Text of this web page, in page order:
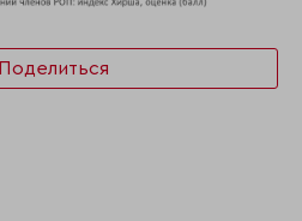
Поделиться